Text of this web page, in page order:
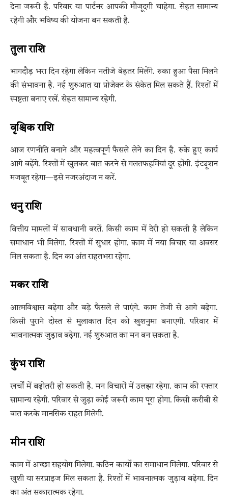
देना जरूरी है. परिवार या पार्टनर आपकी मौजूदगी चाहेगा. सेहत सामान्य
रहेगी और भविष्य की योजना बन सकती है.
तुला राशि
भागदौड़ भरा दिन रहेगा लेकिन नतीजे बेहतर मिलेंगे. रुका हुआ पैसा मिलने
की संभावना है. नई शुरुआत या प्रोजेक्ट के संकेत मिल सकते हैं. रिश्तों में
स्पष्टता बनाए रखें. सेहत सामान्य रहेगी.
वृश्चिक राशि
आज रणनीति बनाने और महत्वपूर्ण फैसले लेने का दिन है. रुके हुए कार्य
आगे बढ़ेंगे. रिश्तों में खुलकर बात करने से गलतफहमियां दूर होंगी. इंट्यूशन
मजबूत रहेगा—इसे नजरअंदाज न करें.
धनु राशि
वित्तीय मामलों में सावधानी बरतें. किसी काम में देरी हो सकती है लेकिन
समाधान भी मिलेगा. रिश्तों में सुधार होगा. काम में नया विचार या अवसर
मिल सकता है. दिन का अंत राहतभरा रहेगा.
मकर राशि
आत्मविश्वास बढ़ेगा और बड़े फैसले ले पाएंगे. काम तेजी से आगे बढ़ेगा.
किसी पुराने दोस्त से मुलाकात दिन को खुशनुमा बनाएगी. परिवार में
भावनात्मक जुड़ाव बढ़ेगा. नई शुरुआत का मन बन सकता है.
कुंभ राशि
खर्चों में बढ़ोतरी हो सकती है. मन विचारों में उलझा रहेगा. काम की रफ्तार
सामान्य रहेगी. परिवार से जुड़ा कोई जरूरी काम पूरा होगा. किसी करीबी से
बात करके मानसिक राहत मिलेगी.
मीन राशि
काम में अच्छा सहयोग मिलेगा. कठिन कार्यों का समाधान मिलेगा. परिवार से
खुशी या सरप्राइज मिल सकता है. रिश्तों में भावनात्मक जुड़ाव बढ़ेगा. दिन
का अंत सकारात्मक रहेगा.